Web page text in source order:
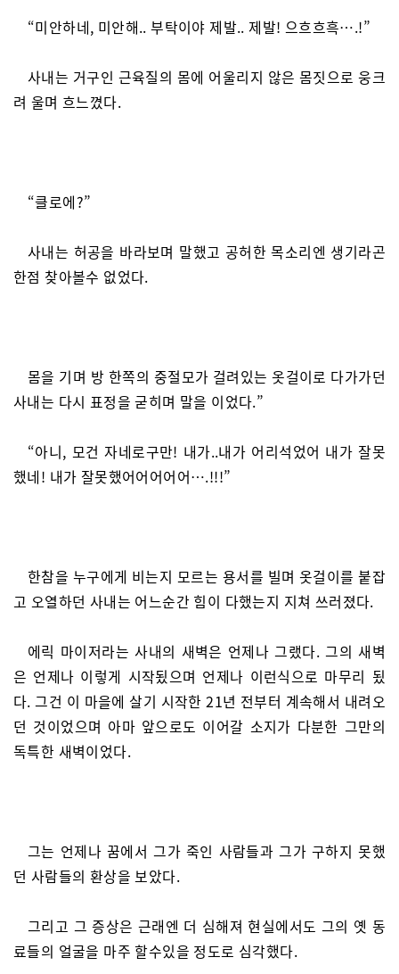
“미안하네, 미안해.. 부탁이야 제발.. 제발! 으흐흐흑….!”
사내는 거구인 근육질의 몸에 어울리지 않은 몸짓으로 웅크
려 울며 흐느꼈다.
“클로에?”
사내는 허공을 바라보며 말했고 공허한 목소리엔 생기라곤
한점 찾아볼수 없었다.
몸을 기며 방 한쪽의 중절모가 걸려있는 옷걸이로 다가가던
사내는 다시 표정을 굳히며 말을 이었다.”
“아니, 모건 자네로구만! 내가..내가 어리석었어 내가 잘못
했네! 내가 잘못했어어어어어….!!!”
한참을 누구에게 비는지 모르는 용서를 빌며 옷걸이를 붙잡
고 오열하던 사내는 어느순간 힘이 다했는지 지쳐 쓰러졌다.
에릭 마이저라는 사내의 새벽은 언제나 그랬다. 그의 새벽
은 언제나 이렇게 시작됬으며 언제나 이런식으로 마무리 됬
다. 그건 이 마을에 살기 시작한 21년 전부터 계속해서 내려오
던 것이었으며 아마 앞으로도 이어갈 소지가 다분한 그만의
독특한 새벽이었다.
그는 언제나 꿈에서 그가 죽인 사람들과 그가 구하지 못했
던 사람들의 환상을 보았다.
그리고 그 증상은 근래엔 더 심해져 현실에서도 그의 옛 동
료들의 얼굴을 마주 할수있을 정도로 심각했다.